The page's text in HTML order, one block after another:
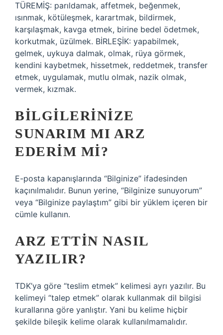
TÜREMİŞ: parıldamak, affetmek, beğenmek,
ısınmak, kötüleşmek, karartmak, bildirmek,
karşılaşmak, kavga etmek, birine bedel ödetmek,
korkutmak, üzülmek. BİRLEŞİK: yapabilmek,
gelmek, uykuya dalmak, olmak, rüya görmek,
kendini kaybetmek, hissetmek, reddetmek, transfer
etmek, uygulamak, mutlu olmak, nazik olmak,
vermek, kızmak.
BILGILERINIZE
SUNARIM MI ARZ
EDERIM MI?
E-posta kapanışlarında “Bilginize” ifadesinden
kaçınılmalıdır. Bunun yerine, “Bilginize sunuyorum”
veya “Bilginize paylaştım” gibi bir yüklem içeren bir
cümle kullanın.
ARZ ETTIN NASIL
YAZILIR?
TDK’ya göre “teslim etmek” kelimesi ayrı yazılır. Bu
kelimeyi “talep etmek” olarak kullanmak dil bilgisi
kurallarına göre yanlıştır. Yani bu kelime hiçbir
şekilde bileşik kelime olarak kullanılmamalıdır.